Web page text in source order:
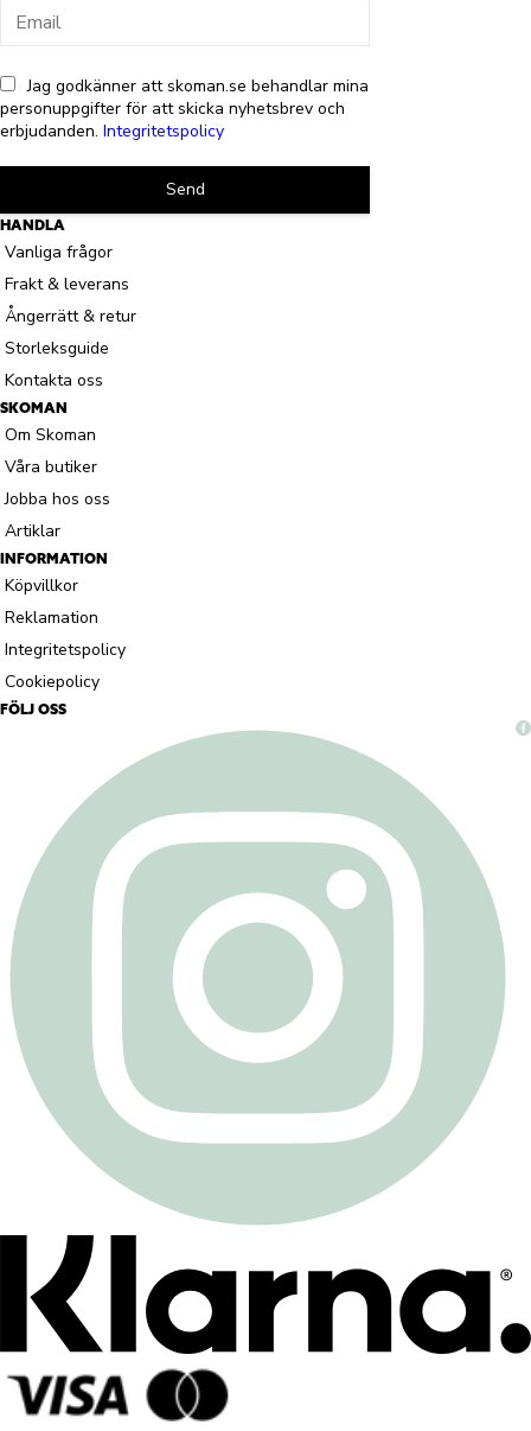
Jag godkänner att skoman.se behandlar mina
personuppgifter för att skicka nyhetsbrev och
erbjudanden. Integritetspolicy
Send
HANDLA
Vanliga frågor
Frakt & leverans
Ångerrätt & retur
Storleksguide
Kontakta oss
SKOMAN
Om Skoman
Våra butiker
Jobba hos oss
Artiklar
INFORMATION
Köpvillkor
Reklamation
Integritetspolicy
Cookiepolicy
FÖLJ OSS